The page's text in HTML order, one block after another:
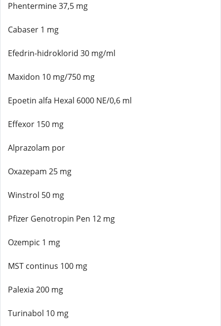
Phentermine 37,5 mg
Cabaser 1 mg
Efedrin-hidroklorid 30 mg/ml
Maxidon 10 mg/750 mg
Epoetin alfa Hexal 6000 NE/0,6 ml
Effexor 150 mg
Alprazolam por
Oxazepam 25 mg
Winstrol 50 mg
Pfizer Genotropin Pen 12 mg
Ozempic 1 mg
MST continus 100 mg
Palexia 200 mg
Turinabol 10 mg